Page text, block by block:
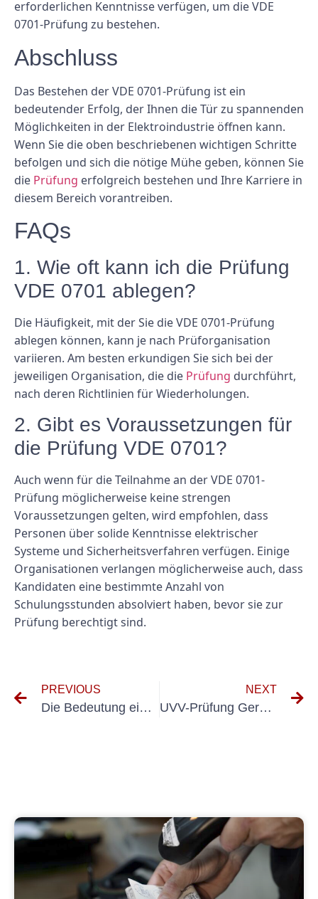
erforderlichen Kenntnisse verfügen, um die VDE
0701-Prüfung zu bestehen.
Abschluss
Das Bestehen der VDE 0701-Prüfung ist ein
bedeutender Erfolg, der Ihnen die Tür zu spannenden
Möglichkeiten in der Elektroindustrie öffnen kann.
Wenn Sie die oben beschriebenen wichtigen Schritte
befolgen und sich die nötige Mühe geben, können Sie
die Prüfung erfolgreich bestehen und Ihre Karriere in
diesem Bereich vorantreiben.
FAQs
1. Wie oft kann ich die Prüfung
VDE 0701 ablegen?
Die Häufigkeit, mit der Sie die VDE 0701-Prüfung
ablegen können, kann je nach Prüforganisation
variieren. Am besten erkundigen Sie sich bei der
jeweiligen Organisation, die die Prüfung durchführt,
nach deren Richtlinien für Wiederholungen.
2. Gibt es Voraussetzungen für
die Prüfung VDE 0701?
Auch wenn für die Teilnahme an der VDE 0701-
Prüfung möglicherweise keine strengen
Voraussetzungen gelten, wird empfohlen, dass
Personen über solide Kenntnisse elektrischer
Systeme und Sicherheitsverfahren verfügen. Einige
Organisationen verlangen möglicherweise auch, dass
Kandidaten eine bestimmte Anzahl von
Schulungsstunden absolviert haben, bevor sie zur
Prüfung berechtigt sind.
PREVIOUS
Die Bedeutung einer ordnungsgemäßen elektrischen Systemmessung in Industrieanlagen
NEXT
UVV-Prüfung Germering